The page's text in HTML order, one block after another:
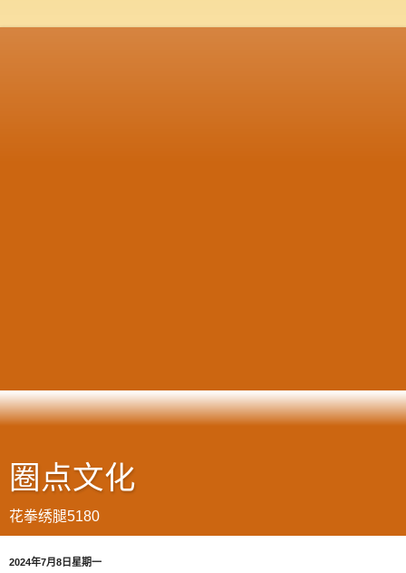
圈点文化
花拳绣腿5180
2024年7月8日星期一